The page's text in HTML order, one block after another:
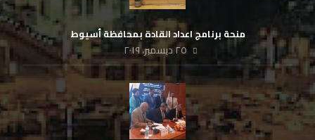
منحة برنامج اعداد القادة بمحافظة أسيوط
٢٥ ديسمبر، ٢٠١٩